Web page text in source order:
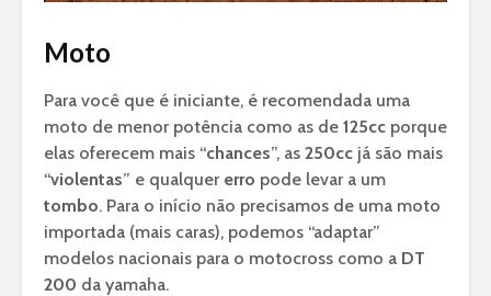
Moto
Para você que é iniciante, é recomendada uma
moto de menor potência como as de 125cc porque
elas oferecem mais “chances”, as 250cc já são mais
“violentas” e qualquer erro pode levar a um
tombo. Para o início não precisamos de uma moto
importada (mais caras), podemos “adaptar”
modelos nacionais para o motocross como a DT
200 da yamaha.